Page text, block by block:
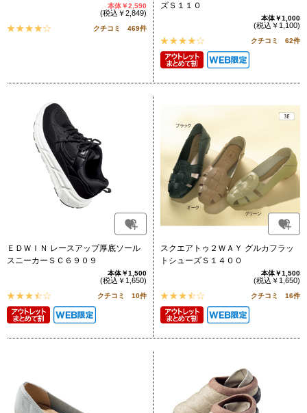
本体￥2,590
(税込￥2,849)
クチコミ 469件
ズＳ１１０
本体￥1,000
(税込￥1,100)
クチコミ 62件
ＥＤＷＩＮ レースアップ厚底ソール
スニーカーＳＣ６９０９
本体￥1,500
(税込￥1,650)
クチコミ 10件
スクエアトゥ２ＷＡＹ グルカフラッ
トシューズＳ１４００
本体￥1,500
(税込￥1,650)
クチコミ 16件